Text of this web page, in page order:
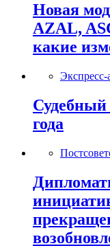
Новая
AZAL,
какие
Экспресс-
Судебный
года